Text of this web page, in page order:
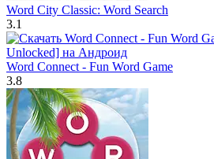
Word City Classic: Word Search
3.1
Word Connect - Fun Word Game
3.8